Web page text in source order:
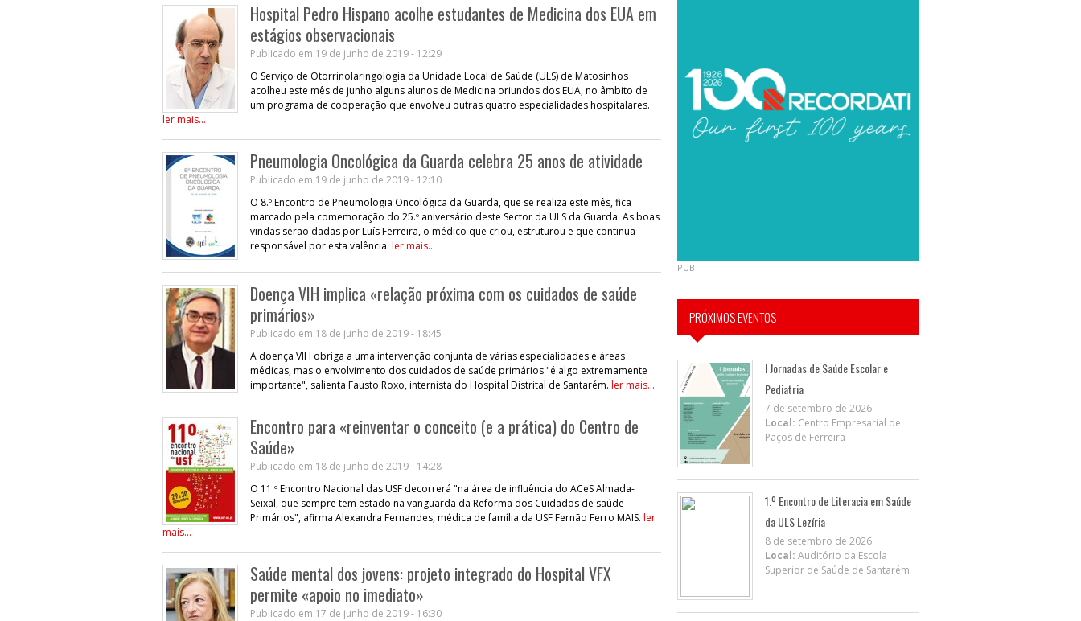
Hospital Pedro Hispano acolhe estudantes de Medicina dos EUA em
estágios observacionais
Publicado em 19 de junho de 2019 - 12:29
O Serviço de Otorrinolaringologia da Unidade Local de Saúde (ULS) de Matosinhos
acolheu este mês de junho alguns alunos de Medicina oriundos dos EUA, no âmbito de
um programa de cooperação que envolveu outras quatro especialidades hospitalares.
ler mais...
Pneumologia Oncológica da Guarda celebra 25 anos de atividade
Publicado em 19 de junho de 2019 - 12:10
O 8.º Encontro de Pneumologia Oncológica da Guarda, que se realiza este mês, fica
marcado pela comemoração do 25.º aniversário deste Sector da ULS da Guarda. As boas
vindas serão dadas por Luís Ferreira, o médico que criou, estruturou e que continua
responsável por esta valência. ler mais...
Doença VIH implica «relação próxima com os cuidados de saúde
primários»
Publicado em 18 de junho de 2019 - 18:45
A doença VIH obriga a uma intervenção conjunta de várias especialidades e áreas
médicas, mas o envolvimento dos cuidados de saúde primários "é algo extremamente
importante", salienta Fausto Roxo, internista do Hospital Distrital de Santarém. ler mais...
Encontro para «reinventar o conceito (e a prática) do Centro de
Saúde»
Publicado em 18 de junho de 2019 - 14:28
O 11.º Encontro Nacional das USF decorrerá "na área de influência do ACeS Almada-
Seixal, que sempre tem estado na vanguarda da Reforma dos Cuidados de saúde
Primários", afirma Alexandra Fernandes, médica de família da USF Fernão Ferro MAIS. ler
mais...
Saúde mental dos jovens: projeto integrado do Hospital VFX
permite «apoio no imediato»
Publicado em 17 de junho de 2019 - 16:30
PUB
PRÓXIMOS EVENTOS
I Jornadas de Saúde Escolar e
Pediatria
7 de setembro de 2026
Local: Centro Empresarial de
Paços de Ferreira
1.º Encontro de Literacia em Saúde
da ULS Lezíria
8 de setembro de 2026
Local: Auditório da Escola
Superior de Saúde de Santarém